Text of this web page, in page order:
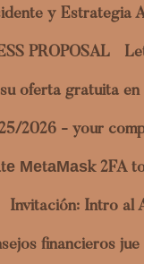
y Estrategia
PROPOSAL
oferta gratuita
2026 - your
МеtаМаѕk 2FA
Invitación: Intro al
financieros